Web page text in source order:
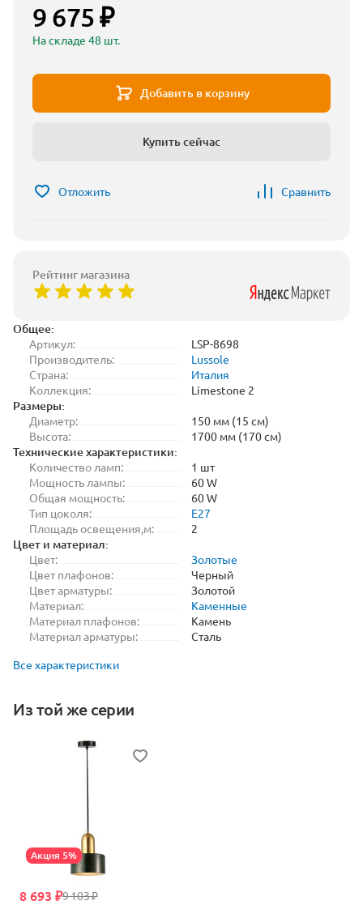
Общее:
Артикул:
LSP-8698
Производитель:
Lussole
Страна:
Италия
Коллекция:
Limestone 2
Размеры:
Диаметр:
150 мм (15 см)
Высота:
1700 мм (170 см)
Технические характеристики:
Количество ламп:
1 шт
Мощность лампы:
60 W
Общая мощность:
60 W
Тип цоколя:
E27
Площадь освещения,м:
2
Цвет и материал:
Цвет:
Золотые
Цвет плафонов:
Черный
Цвет арматуры:
Золотой
Материал:
Каменные
Материал плафонов:
Камень
Материал арматуры:
Сталь
Все характеристики
Из той же серии
Акция 5%
9 103 ₽
8 693 ₽
9 675 ₽
На складе 48 шт.
Добавить в корзину
Купить сейчас
Отложить Сравнить
Рейтинг магазина